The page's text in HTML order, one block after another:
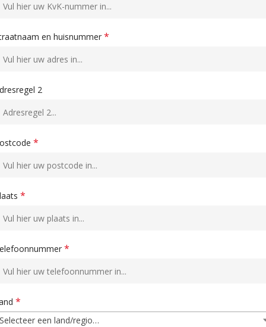
en huisnummer *
2
*
*
*
*
Selecteer een land/regio…